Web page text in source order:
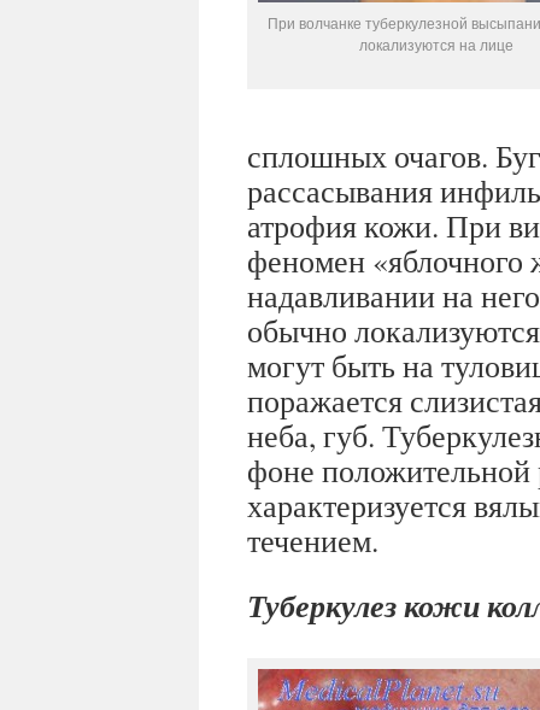
При волчанке туберкулезной
локализуются на лице
сплошных очагов.
рассасывания
атрофия кожи. При
феномен «яблочного
надавливании на
обычно
могут быть на
поражается
неба, губ.
фоне положительной
характеризуется
течением.
Туберкулез кожи